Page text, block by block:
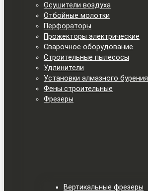
Осушители воздуха
Отбойные молотки
Перфораторы
Прожекторы электрические
Сварочное оборудование
Строительные пылесосы
Удлинители
Установки алмазного бурения
Фены строительные
Фрезеры
Вертикальные фрезеры